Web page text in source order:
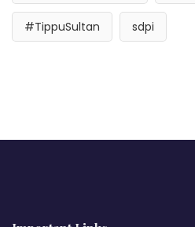
#TippuSultan sdpi